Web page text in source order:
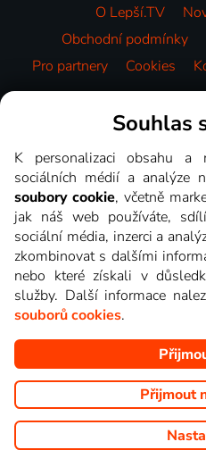
O Lepší.TV
Obchodní podmínky
Pro partnery
Cookies
Copyright © goNET s.r.o. Na
obrázky z pořadů TV stanic,
Souhlas
K personalizaci obsahu a
sociálních médií a analýze
soubory cookie, včetně
jak náš web používáte,
sociální média, inzerci a
zkombinovat s dalšími
nebo které získali v
služby. Další informace
souborů cookies.
Přijmout